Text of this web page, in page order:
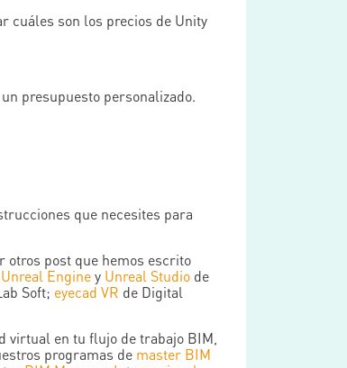
cuáles son los precios de Unity
presupuesto personalizado.
que necesites para
otros post que hemos escrito
Unreal Enginey Unreal Studio de
Soft; eyecad VR de Digital
virtual en tu flujo de trabajo BIM,
programas de master BIM